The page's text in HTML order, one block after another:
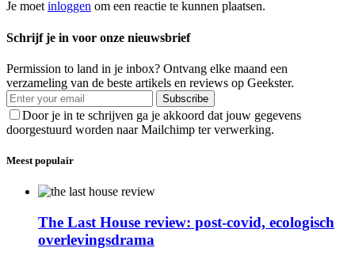
Je moetinloggen om een reactie te kunnen plaatsen.
Schrijf je in voor onze nieuwsbrief
Permission to land in je inbox? Ontvang elke maand een
verzameling van de beste artikels en reviews op Geekster.
Subscribe
Door je in te schrijven ga je akkoord dat jouw gegevens
doorgestuurd worden naar Mailchimp ter verwerking.
Meest populair
The Last House review: post-covid, ecologisch
overlevingsdrama